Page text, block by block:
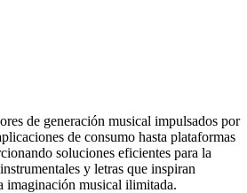
de generación musical impulsados por
de consumo hasta plataformas
soluciones eficientes para la
y letras que inspiran
imaginación musical ilimitada.